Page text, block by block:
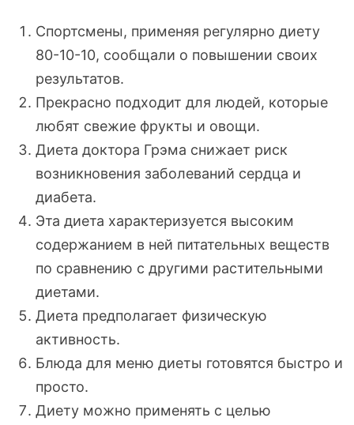
Спортсмены, применяя регулярно диету
80-10-10, сообщали о повышении своих
результатов.
Прекрасно подходит для людей, которые
любят свежие фрукты и овощи.
Диета доктора Грэма снижает риск
возникновения заболеваний сердца и
диабета.
Эта диета характеризуется высоким
содержанием в ней питательных веществ
по сравнению с другими растительными
диетами.
Диета предполагает физическую
активность.
Блюда для меню диеты готовятся быстро и
просто.
Диету можно применять с целью